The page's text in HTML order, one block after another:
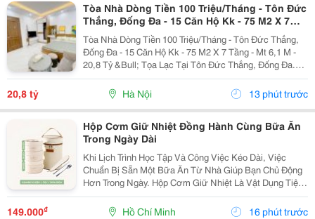
Tòa Nhà Dòng Tiền 100 Triệu/Tháng - Tôn Đức
Thắng, Đống Đa - 15 Căn Hộ Kk - 75 M2 X 7
Tầng - Mt 6,1 M - 20,8 Tỷ
Tòa Nhà Dòng Tiền 100 Triệu/Tháng - Tôn Đức Thắng,
Đống Đa - 15 Căn Hộ Kk - 75 M2 X 7 Tầng - Mt 6,1 M -
20,8 Tỷ &Bull; Tọa Lạc Tại Tôn Đức Thắng, Đống Đa.
Cách Mặt Phố Khoảng 50 Mét, Cách Ô Tô Tránh Khoảng
10 Mét, Vị Trí Thuận Tiện Khai Thác...
20,8 tỷ Hà Nội 13 phút trước
Hộp Cơm Giữ Nhiệt Đồng Hành Cùng Bữa Ăn
Trong Ngày Dài
Khi Lịch Trình Học Tập Và Công Việc Kéo Dài, Việc
Chuẩn Bị Sẵn Một Bữa Ăn Từ Nhà Giúp Bạn Chủ Động
Hơn Trong Ngày. Hộp Cơm Giữ Nhiệt Là Vật Dụng Tiện
Lợi, Hỗ Trợ Mang Theo Nhiều Món Ăn Và Phù Hợp Với
Những Người Thường Xuyên Ăn Trưa Tại Trường,
149.000₫ Hồ Chí Minh 16 phút trước